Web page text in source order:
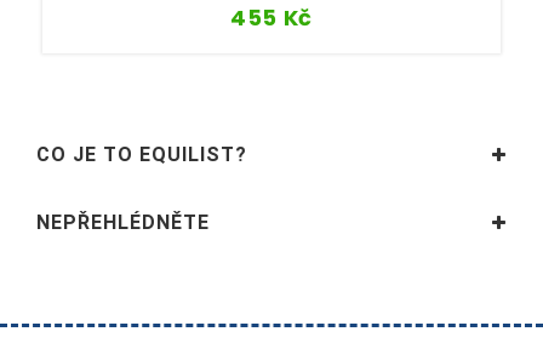
455 Kč
CO JE TO EQUILIST?
NEPŘEHLÉDNĚTE